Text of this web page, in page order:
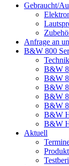
Gebraucht/
Anfrage an
B&W 800
B&W
B&W
B&W
B&W
B&W
B&W
B&W
Aktuell